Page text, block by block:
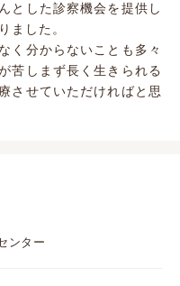
とした診察機会を提供し
ました。
く分からないことも多々
苦しまず長く生きられる
させていただければと思
ンター